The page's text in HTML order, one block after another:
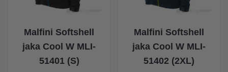
Malfini Softshell
jaka Cool W MLI-
51401 (S)
Malfini Softshell
jaka Cool W MLI-
51402 (2XL)